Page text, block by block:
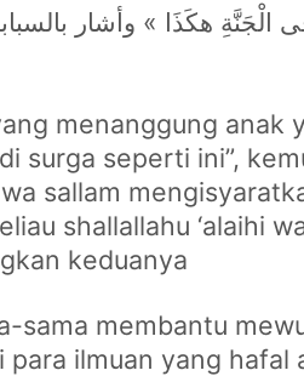
menanggung anak
surga seperti ini”,
wa sallam
shallallahu ‘alaihi
keduanya
sama membantu
para ilmuan yang hafal